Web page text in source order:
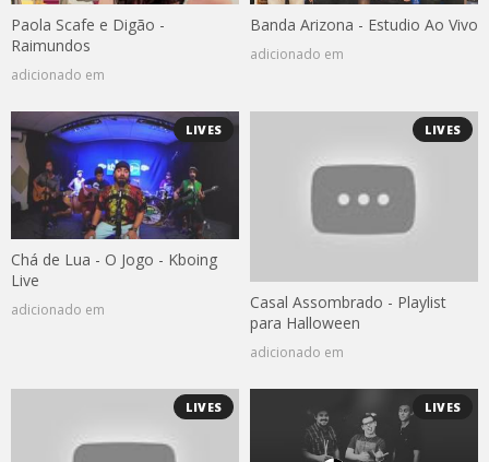
Paola Scafe e Digão -
Raimundos
adicionado em
Banda Arizona - Estudio Ao Vivo
adicionado em
LIVES
Chá de Lua - O Jogo - Kboing
Live
adicionado em
LIVES
Casal Assombrado - Playlist
para Halloween
adicionado em
LIVES LIVES